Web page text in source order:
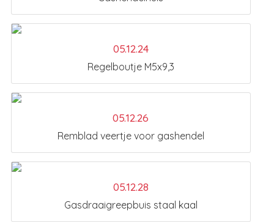
05.12.24
Regelboutje M5x9,3
05.12.26
Remblad veertje voor gashendel
05.12.28
Gasdraaigreepbuis staal kaal